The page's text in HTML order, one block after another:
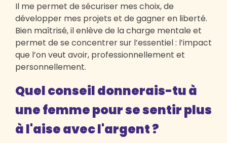
Il me permet de sécuriser mes choix, de
développer mes projets et de gagner en liberté.
Bien maîtrisé, il enlève de la charge mentale et
permet de se concentrer sur l’essentiel : l’impact
que l’on veut avoir, professionnellement et
personnellement.
Quel conseil donnerais-tu à
une femme pour se sentir plus
à l'aise avec l'argent ?